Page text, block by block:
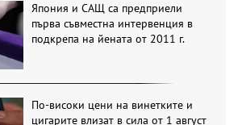
Япония и САЩ са предприели
първа съвместна интервенция в
подкрепа на йената от 2011 г.
По-високи цени на винетките и
цигарите влизат в сила от 1 август